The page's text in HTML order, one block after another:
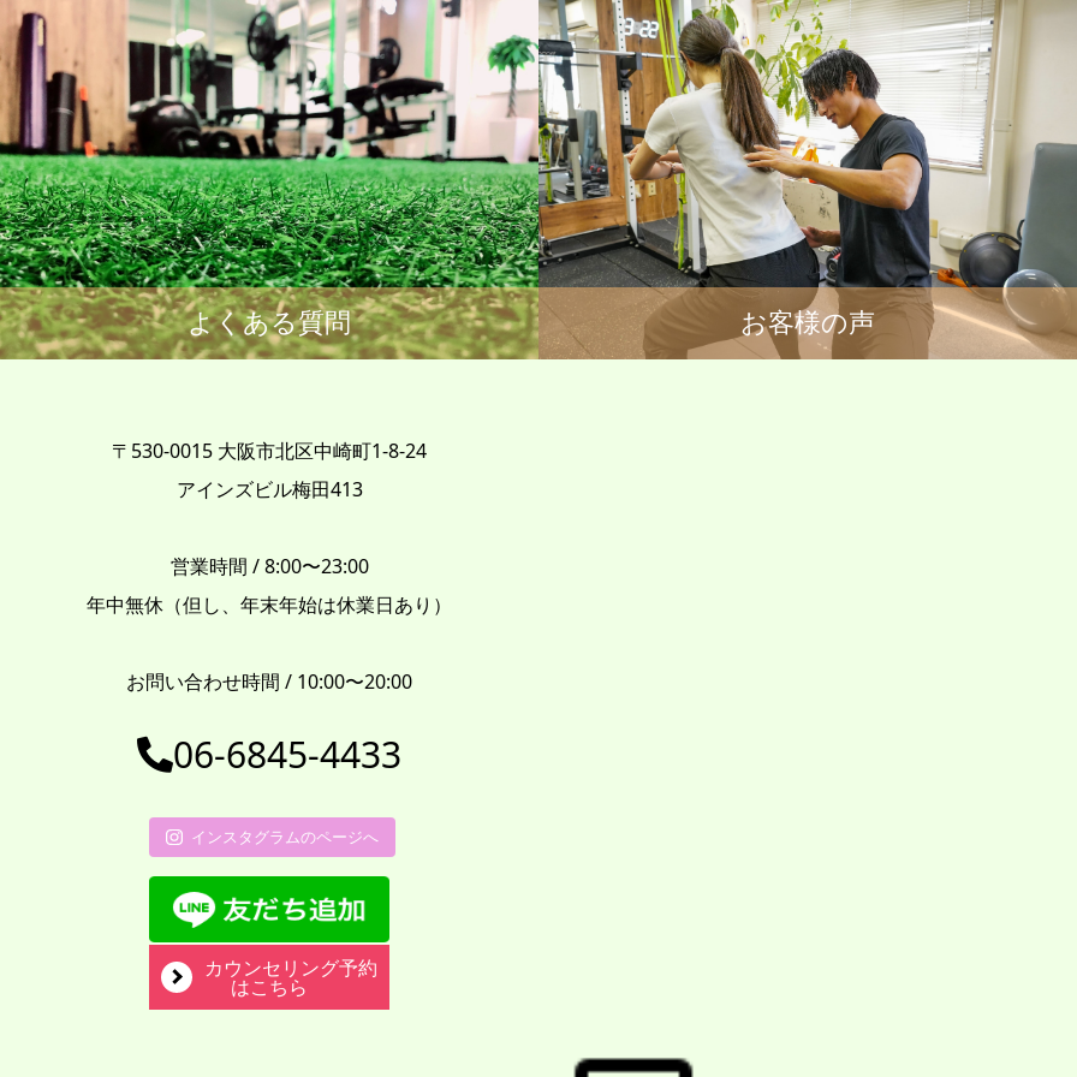
よくある質問 お客様の声
〒530-0015 大阪市北区中崎町1-8-24
アインズビル梅田413
営業時間 / 8:00〜23:00
年中無休（但し、年末年始は休業日あり）
お問い合わせ時間 / 10:00〜20:00
06-6845-4433
インスタグラムのページへ
カウンセリング予約
はこちら